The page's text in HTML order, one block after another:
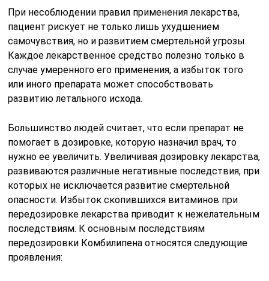
При несоблюдении правил применения лекарства,
пациент рискует не только лишь ухудшением
самочувствия, но и развитием смертельной угрозы.
Каждое лекарственное средство полезно только в
случае умеренного его применения, а избыток того
или иного препарата может способствовать
развитию летального исхода.
Большинство людей считает, что если препарат не
помогает в дозировке, которую назначил врач, то
нужно ее увеличить. Увеличивая дозировку лекарства,
развиваются различные негативные последствия, при
которых не исключается развитие смертельной
опасности. Избыток скопившихся витаминов при
передозировке лекарства приводит к нежелательным
последствиям. К основным последствиям
передозировки Комбилипена относятся следующие
проявления: